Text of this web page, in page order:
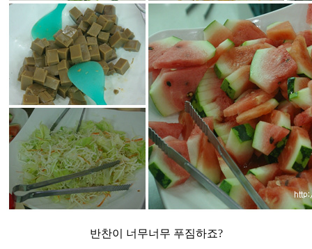
반찬이 너무너무 푸짐하죠?